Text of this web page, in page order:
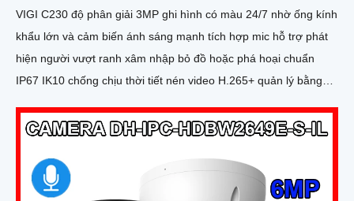
VIGI C230 độ phân giải 3MP ghi hình có màu 24/7 nhờ ống kính
khẩu lớn và cảm biến ánh sáng mạnh tích hợp mic hỗ trợ phát
hiện người vượt ranh xâm nhập bỏ đồ hoặc phá hoại chuẩn
IP67 IK10 chống chịu thời tiết nén video H.265+ quản lý bằng